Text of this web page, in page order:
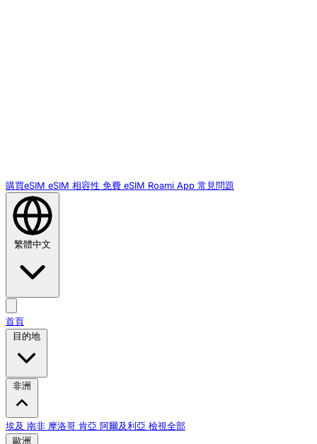
購買eSIM eSIM 相容性 免費 eSIM Roami App 常見問題
繁體中文
首頁
目的地
非洲
埃及 南非 摩洛哥 肯亞 阿爾及利亞 檢視全部
歐洲